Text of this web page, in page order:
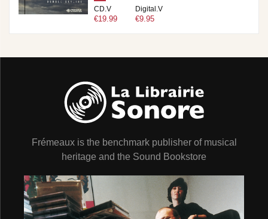
CD.V
€19.99
Digital.V
€9.95
Frémeaux is the benchmark publisher of musical
heritage and the Sound Bookstore